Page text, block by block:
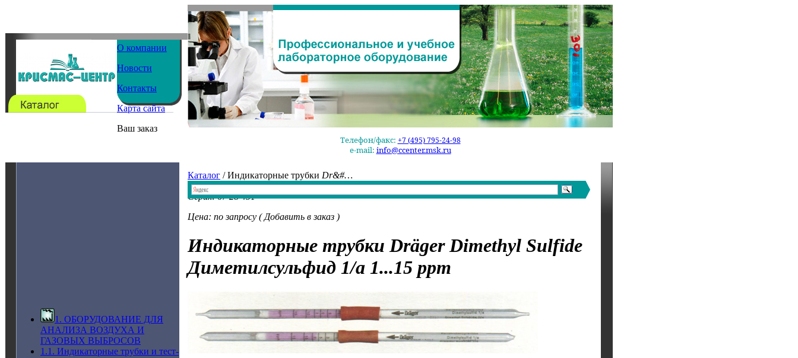
О компании
Новости
Контакты
Карта сайта
Ваш заказ
Телефон/факс: +7 (495) 795-24-98
e-mail: info@ccenter.msk.ru
1. ОБОРУДОВАНИЕ ДЛЯ
АНАЛИЗА ВОЗДУХА И
ГАЗОВЫХ ВЫБРОСОВ
1.1. Индикаторные трубки и тест-
Каталог / Индикаторные трубки Dr&#…
Серия: 67 28 451
Цена: по запросу ( Добавить в заказ )
Индикаторные трубкиDräger Dimethyl Sulfide
Диметилсульфид 1/a 1...15 ppm